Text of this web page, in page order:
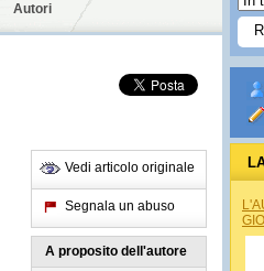
Autori
Vedi articolo originale
Segnala un abuso
A proposito dell'autore